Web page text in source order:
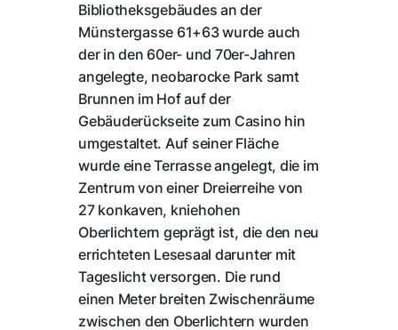
Bibliotheksgebäudes an der
Münstergasse 61+63 wurde auch
der in den 60er- und 70er-Jahren
angelegte, neobarocke Park samt
Brunnen im Hof auf der
Gebäuderückseite zum Casino hin
umgestaltet. Auf seiner Fläche
wurde eine Terrasse angelegt, die im
Zentrum von einer Dreierreihe von
27 konkaven, kniehohen
Oberlichtern geprägt ist, die den neu
errichteten Lesesaal darunter mit
Tageslicht versorgen. Die rund
einen Meter breiten Zwischenräume
zwischen den Oberlichtern wurden